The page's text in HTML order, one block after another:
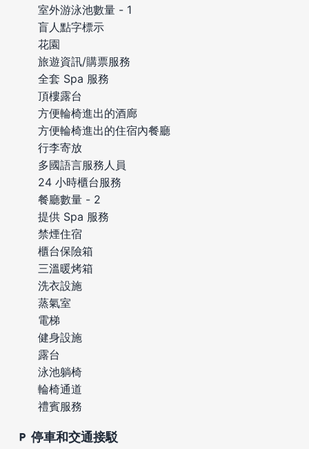
室外游泳池數量 - 1
盲人點字標示
花園
旅遊資訊/購票服務
全套 Spa 服務
頂樓露台
方便輪椅進出的酒廊
方便輪椅進出的住宿內餐廳
行李寄放
多國語言服務人員
24 小時櫃台服務
餐廳數量 - 2
提供 Spa 服務
禁煙住宿
櫃台保險箱
三溫暖烤箱
洗衣設施
蒸氣室
電梯
健身設施
露台
泳池躺椅
輪椅通道
禮賓服務
停車和交通接駁